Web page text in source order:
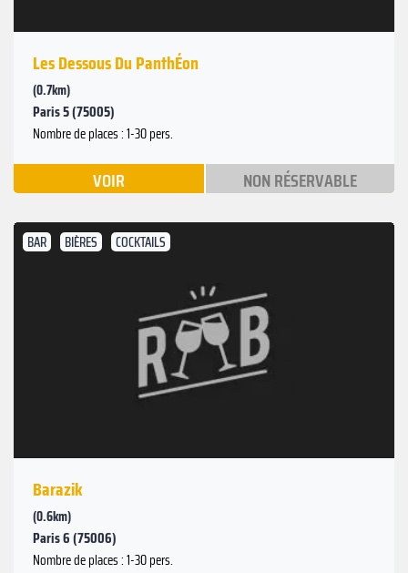
Les Dessous Du PanthÉon
(0.7km)
Paris 5 (75005)
Nombre de places : 1-30 pers.
VOIR NON RÉSERVABLE
BAR BIÈRES COCKTAILS
Barazik
(0.6km)
Paris 6 (75006)
Nombre de places : 1-30 pers.